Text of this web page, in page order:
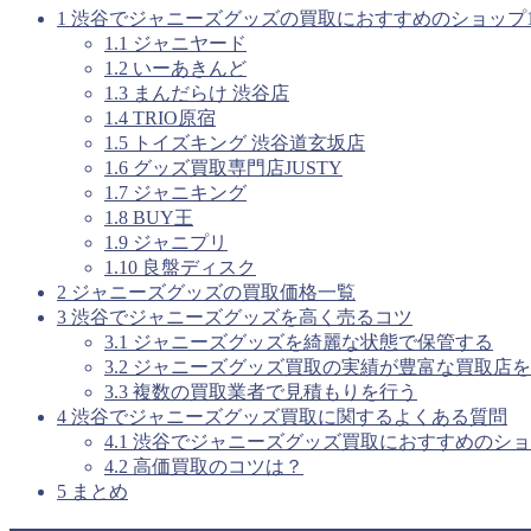
1 渋谷でジャニーズグッズの買取におすすめのショップ
1.1 ジャニヤード
1.2 いーあきんど
1.3 まんだらけ 渋谷店
1.4 TRIO原宿
1.5 トイズキング 渋谷道玄坂店
1.6 グッズ買取専門店JUSTY
1.7 ジャニキング
1.8 BUY王
1.9 ジャニプリ
1.10 良盤ディスク
2 ジャニーズグッズの買取価格一覧
3 渋谷でジャニーズグッズを高く売るコツ
3.1 ジャニーズグッズを綺麗な状態で保管する
3.2 ジャニーズグッズ買取の実績が豊富な買取店
3.3 複数の買取業者で見積もりを行う
4 渋谷でジャニーズグッズ買取に関するよくある質問
4.1 渋谷でジャニーズグッズ買取におすすめのシ
4.2 高価買取のコツは？
5 まとめ